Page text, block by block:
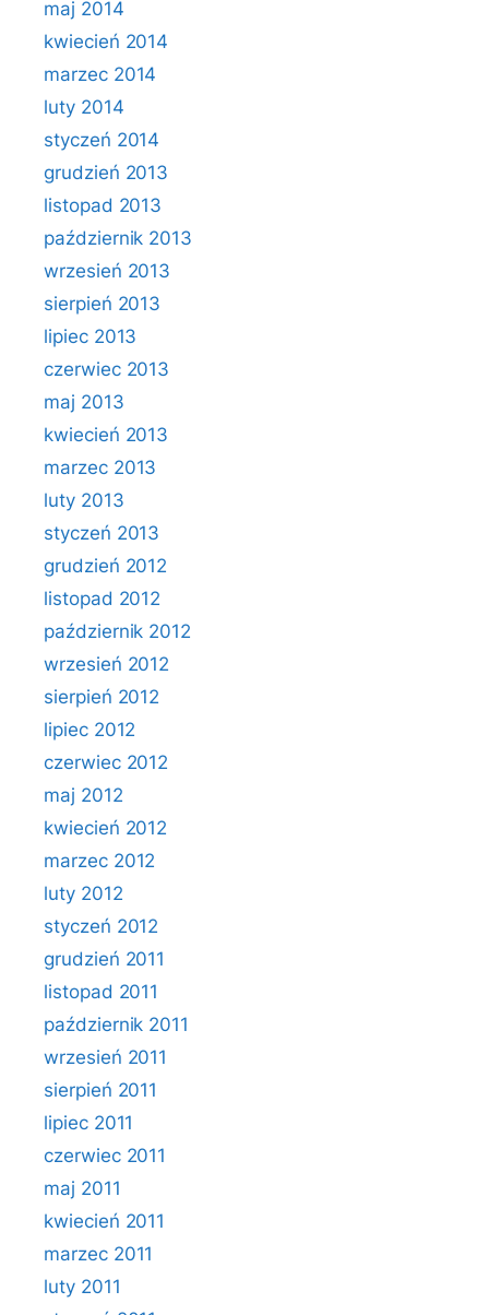
maj 2014
kwiecień 2014
marzec 2014
luty 2014
styczeń 2014
grudzień 2013
listopad 2013
październik 2013
wrzesień 2013
sierpień 2013
lipiec 2013
czerwiec 2013
maj 2013
kwiecień 2013
marzec 2013
luty 2013
styczeń 2013
grudzień 2012
listopad 2012
październik 2012
wrzesień 2012
sierpień 2012
lipiec 2012
czerwiec 2012
maj 2012
kwiecień 2012
marzec 2012
luty 2012
styczeń 2012
grudzień 2011
listopad 2011
październik 2011
wrzesień 2011
sierpień 2011
lipiec 2011
czerwiec 2011
maj 2011
kwiecień 2011
marzec 2011
luty 2011